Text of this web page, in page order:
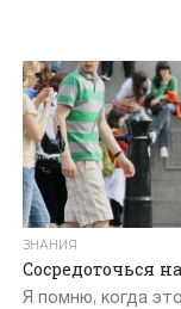
ЗНАНИЯ
Сосредоточься
Я помню, когда